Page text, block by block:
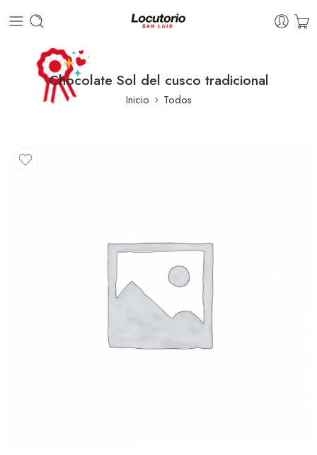
Chocolate Sol del cusco tradicional
Inicio Todos